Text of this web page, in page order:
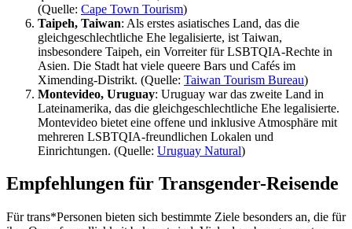
(Quelle: Cape Town Tourism)
Taipeh, Taiwan: Als erstes asiatisches Land, das die
gleichgeschlechtliche Ehe legalisierte, ist Taiwan,
insbesondere Taipeh, ein Vorreiter für LSBTQIA-Rechte in
Asien. Die Stadt hat viele queere Bars und Cafés im
Ximending-Distrikt. (Quelle: Taiwan Tourism Bureau)
Montevideo, Uruguay: Uruguay war das zweite Land in
Lateinamerika, das die gleichgeschlechtliche Ehe legalisierte.
Montevideo bietet eine offene und inklusive Atmosphäre mit
mehreren LSBTQIA-freundlichen Lokalen und
Einrichtungen. (Quelle: Uruguay Natural)
Empfehlungen für Transgender-Reisende
Für trans*Personen bieten sich bestimmte Ziele besonders an, die für